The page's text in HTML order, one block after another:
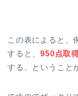
この表によると、
すると、950点取
する、ということ